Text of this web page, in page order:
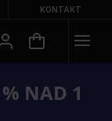
KONTAKT
NAD 1